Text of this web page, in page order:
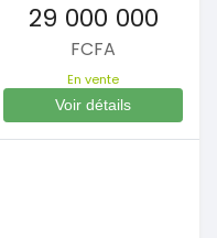
29 000 000
FCFA
En vente
Voir détails